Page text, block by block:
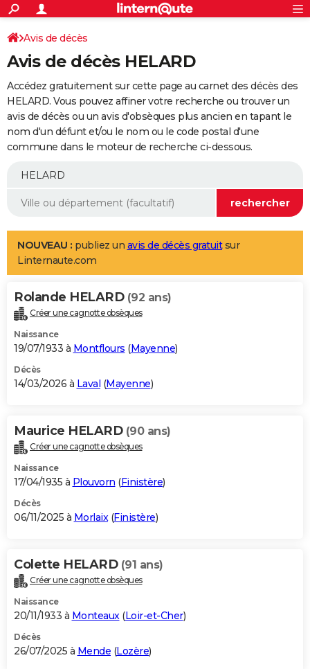
ACTUALITÉS
Politique
Société
Faits Divers
Education
Monde
Villes
+
SPORT
Coupe du monde 2026
Football
Tennis
Cyclisme
Rugby
Forum
Programme TV
TNT
Streaming
Cinéma
Sorties cinéma
Musique
+
FINANCE
Retraite
Epargne
Immobilier
Risques naturels par ville
Banque
Assurance
AUTO
Essais
Réserver un essai
Citadines
Berlines
SUV
Forum auto
+
Mobiles
Meilleur smartphone
Internet
Ordinateurs
Jeux vidéo
Guide high-tech
Aménagement intérieur
LIFESTYLE
Art de vivre
Bien-être
Loisirs
Mode
Modes de vie
Alimentation
Guide de la santé
Maladies
Médicaments
Sommeil
VOYAGE
Destinations
City break
Voyage nature
Voyage de noces
Forum
Climat
+PHOTO
GUIDES D'ACHAT
BONS PLANS
Carte de Noël
Carte Bonne année
Carte Saint-Valentin
Carte Pâques
Carte d'anniversaire
DICTIONNAIRE
Dictionnaire
Biographies
Citations
Expressions
Proverbes
PROGRAMME TV
S'inscrire
Se connecter
Lycées
Collèges
Primaires
Universités
Entreprises
Service militaire
Avis de recherche
AVIS DE DÉCÈS
Bricolage
Lifestyle
Culture
Sport
Auto
Television
Voyage
Cinema
Avis de décès
Avis de décès HELARD
Accédez gratuitement sur cette page au carnet des décès des
HELARD. Vous pouvez affiner votre recherche ou trouver un
avis de décès ou un avis d'obsèques plus ancien en tapant le
nom d'un défunt et/ou le nom ou le code postal d'une
commune dans le moteur de recherche ci-dessous.
NOUVEAU : publiez un avis de décès gratuitsur
Linternaute.com
Rolande HELARD (92 ans)
Créer une cagnotte obsèques
Naissance
19/07/1933 à Montflours (Mayenne)
Décès
14/03/2026 à Laval (Mayenne)
Maurice HELARD (90 ans)
Créer une cagnotte obsèques
Naissance
17/04/1935 à Plouvorn (Finistère)
Décès
06/11/2025 à Morlaix(Finistère)
Colette HELARD (91 ans)
Créer une cagnotte obsèques
Naissance
20/11/1933 à Monteaux(Loir-et-Cher)
Décès
26/07/2025 à Mende (Lozère)